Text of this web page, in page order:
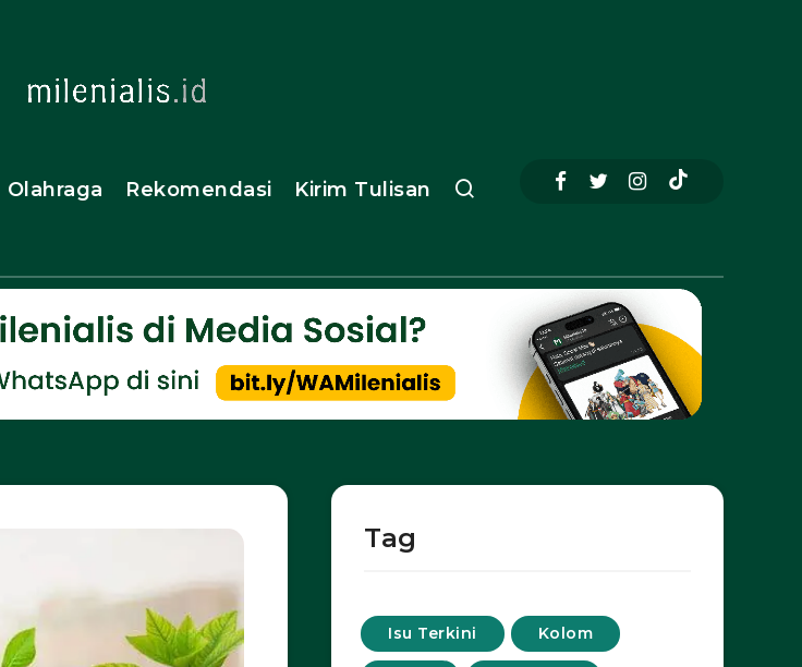
Olahraga Rekomendasi Kirim Tulisan
Tag
Isu Terkini Kolom